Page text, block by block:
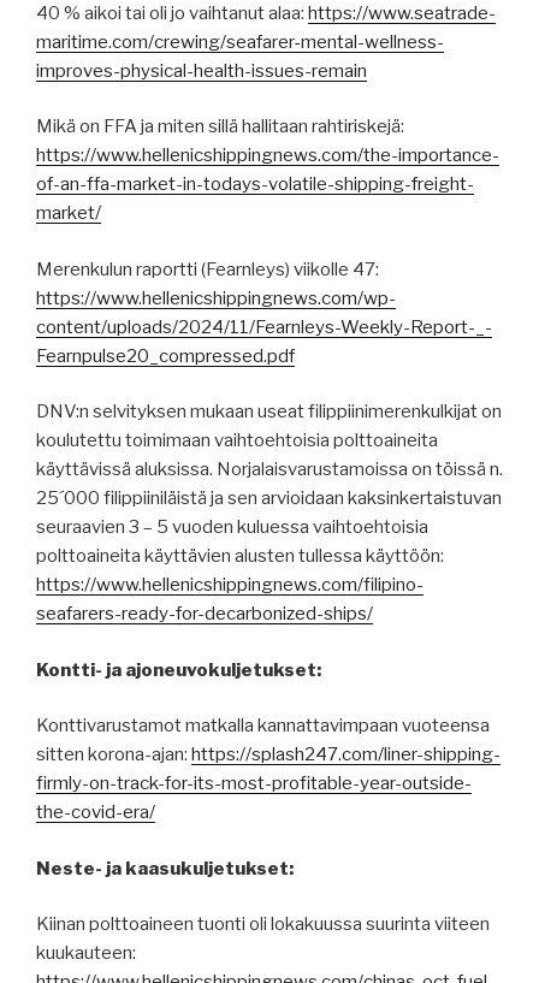
40 % aikoi tai oli jo vaihtanut alaa: https://www.seatrade-
maritime.com/crewing/seafarer-mental-wellness-
improves-physical-health-issues-remain
Mikä on FFA ja miten sillä hallitaan rahtiriskejä:
https://www.hellenicshippingnews.com/the-importance-
of-an-ffa-market-in-todays-volatile-shipping-freight-
market/
Merenkulun raportti (Fearnleys) viikolle 47:
https://www.hellenicshippingnews.com/wp-
content/uploads/2024/11/Fearnleys-Weekly-Report-_-
Fearnpulse20_compressed.pdf
DNV:n selvityksen mukaan useat filippiinimerenkulkijat on
koulutettu toimimaan vaihtoehtoisia polttoaineita
käyttävissä aluksissa. Norjalaisvarustamoissa on töissä n.
25´000 filippiiniläistä ja sen arvioidaan kaksinkertaistuvan
seuraavien 3 – 5 vuoden kuluessa vaihtoehtoisia
polttoaineita käyttävien alusten tullessa käyttöön:
https://www.hellenicshippingnews.com/filipino-
seafarers-ready-for-decarbonized-ships/
Kontti- ja ajoneuvokuljetukset:
Konttivarustamot matkalla kannattavimpaan vuoteensa
sitten korona-ajan: https://splash247.com/liner-shipping-
firmly-on-track-for-its-most-profitable-year-outside-
the-covid-era/
Neste- ja kaasukuljetukset:
Kiinan polttoaineen tuonti oli lokakuussa suurinta viiteen
kuukauteen: